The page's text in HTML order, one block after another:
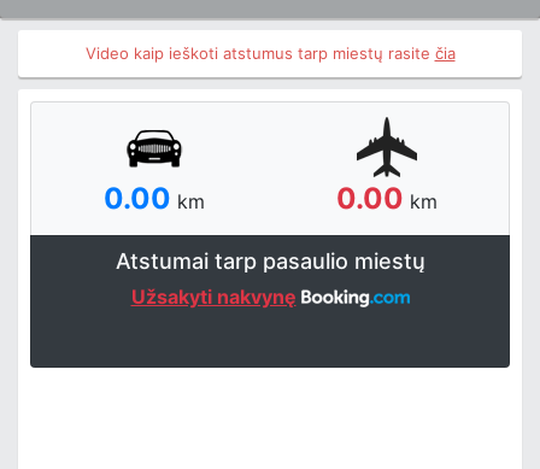
Video kaip ieškoti atstumus tarp miestų rasite čia
0.00 km 0.00 km
Atstumai tarp pasaulio miestų
Užsakyti nakvynę